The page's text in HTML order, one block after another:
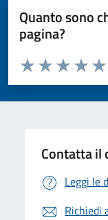
Quanto sono
pagina?
Valuta da 1 a 5 stelle
Valuta
Valuta 3
Valuta 2 stelle
Valuta 1 stelle su 5
Contatta il
Leggi le
Richiedi